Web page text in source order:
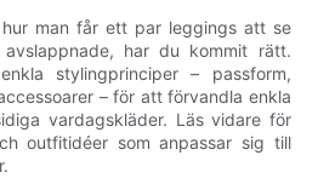
man får ett par leggings att se
har du kommit rätt.
stylingprinciper – passform,
– för att förvandla enkla
vardagskläder. Läs vidare för
outfitidéer som anpassar sig till